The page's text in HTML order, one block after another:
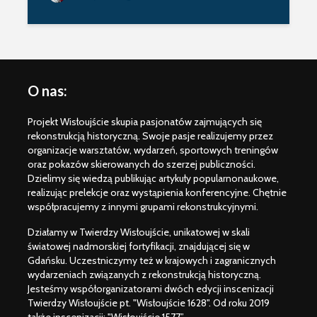
O nas:
Projekt Wisłoujście skupia pasjonatów zajmujących się
rekonstrukcją historyczną. Swoje pasje realizujemy przez
organizacje warsztatów, wydarzeń, sportowych treningów
oraz pokazów skierowanych do szerzej publiczności.
Dzielimy się wiedzą publikując artykuły popularnonaukowe,
realizując prelekcje oraz wystąpienia konferencyjne. Chętnie
współpracujemy z innymi grupami rekonstrukcyjnymi.
Działamy w Twierdzy Wisłoujście, unikatowej w skali
światowej nadmorskiej fortyfikacji, znajdującej się w
Gdańsku. Uczestniczymy też w krajowych i zagranicznych
wydarzeniach związanych z rekonstrukcją historyczną.
Jesteśmy współorganizatorami dwóch edycji inscenizacji
Twierdzy Wisłoujście pt. "Wisłoujście 1628". Od roku 2019
r.